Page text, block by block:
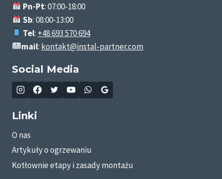
Pn-Pt: 07:00-18:00
Sb: 08:00-13:00
Tel: +48 693 570 694
mail: kontakt@instal-partner.com
Social Media
Linki
O nas
Artykuły o ogrzewaniu
Kotłownie etapy i zasady montażu